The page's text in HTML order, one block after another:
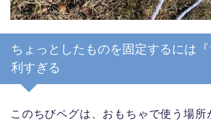
ちょっとしたものを固定するには
利すぎる
このちびペグは、おもちゃで使う場所